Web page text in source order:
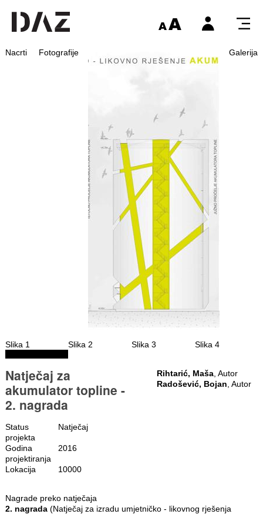
Nacrti Fotografije Galerija
Slika 1 Slika 2 Slika 3 Slika 4
Natječaj za
akumulator topline -
2. nagrada
Rihtarić, Maša , Autor
Radošević, Bojan , Autor
Status
projekta
Natječaj
Godina
projektiranja
2016
Lokacija 10000
Nagrade preko natječaja
2. nagrada(Natječaj za izradu umjetničko - likovnog rješenja